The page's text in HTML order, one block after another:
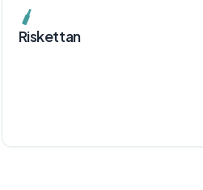
Riskettan